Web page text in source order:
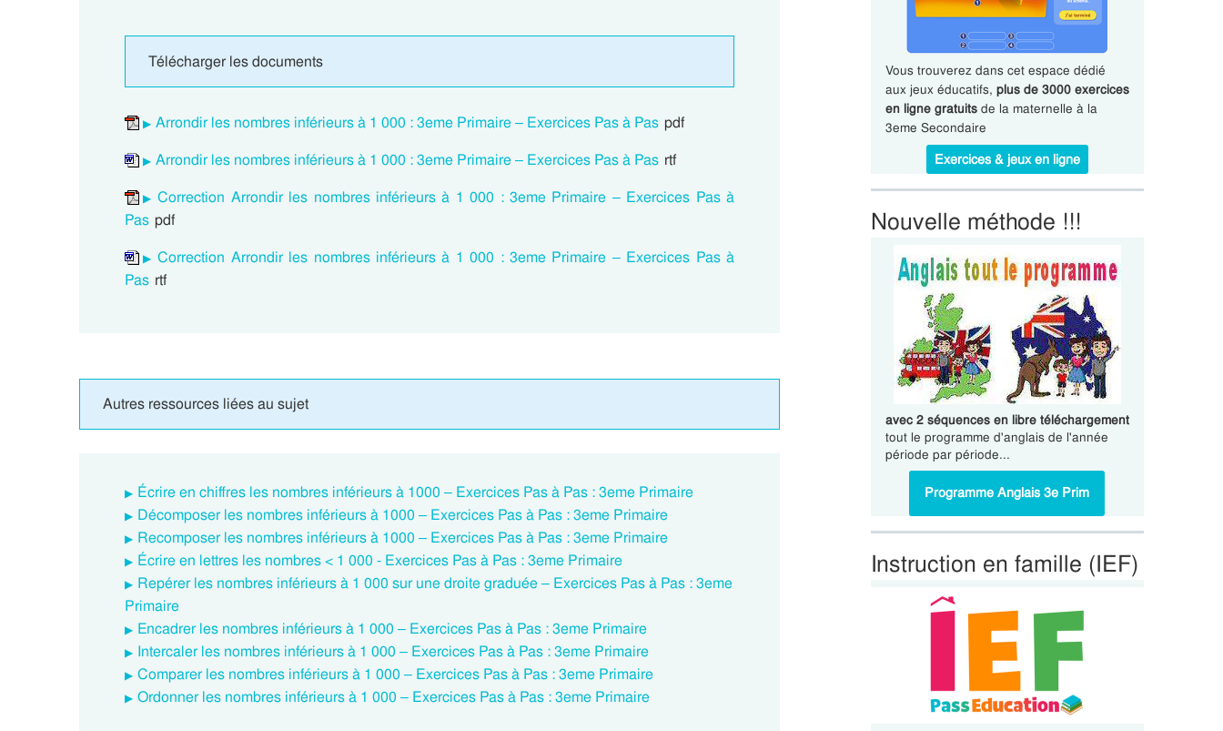
Télécharger les documents
Arrondir les nombres inférieurs à 1 000 : 3eme Primaire – Exercices Pas à Pas pdf
Arrondir les nombres inférieurs à 1 000 : 3eme Primaire – Exercices Pas à Pas rtf
Correction Arrondir les nombres inférieurs à 1 000 : 3eme Primaire – Exercices Pas à
Pas pdf
Correction Arrondir les nombres inférieurs à 1 000 : 3eme Primaire – Exercices Pas à
Pas rtf
Autres ressources liées au sujet
Écrire en chiffres les nombres inférieurs à 1000 – Exercices Pas à Pas : 3eme Primaire
Décomposer les nombres inférieurs à 1000 – Exercices Pas à Pas : 3eme Primaire
Recomposer les nombres inférieurs à 1000 – Exercices Pas à Pas : 3eme Primaire
Écrire en lettres les nombres < 1 000 - Exercices Pas à Pas : 3eme Primaire
Repérer les nombres inférieurs à 1 000 sur une droite graduée – Exercices Pas à Pas : 3eme
Primaire
Encadrer les nombres inférieurs à 1 000 – Exercices Pas à Pas : 3eme Primaire
Intercaler les nombres inférieurs à 1 000 – Exercices Pas à Pas : 3eme Primaire
Comparer les nombres inférieurs à 1 000 – Exercices Pas à Pas : 3eme Primaire
Ordonner les nombres inférieurs à 1 000 – Exercices Pas à Pas : 3eme Primaire
Vous trouverez dans cet espace dédié
aux jeux éducatifs, plus de 3000 exercices
en ligne gratuitsde la maternelle à la
3eme Secondaire
Exercices & jeux en ligne
Nouvelle méthode !!!
avec 2 séquences en libre téléchargement
tout le programme d'anglais de l'année
période par période...
Programme Anglais 3e Prim
Instruction en famille (IEF)